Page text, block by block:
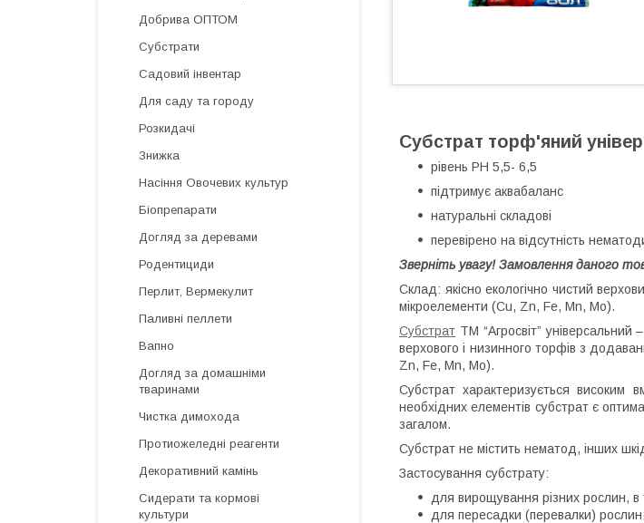
Субстрат торф'яний
рівень PH 5,5- 6,5
підтримує аквабаланс
натуральні складові
перевірено на відсутність
Зверніть увагу! Замовлення даного
Склад: якісно екологічно чистий
мікроелементи (Cu, Zn, Fe, Mn, Mo).
Субстрат ТМ “Агросвіт” універсальний
верхового і низинного торфів з
Zn, Fe, Mn, Mo).
Субстрат характеризується високим
необхідних елементів субстрат є
загалом.
Субстрат не містить нематод, інших
Застосування субстрату:
для вирощування різних рослин, в
для пересадки (перевалки) рослин;
Добрива ОПТОМ
Субстрати
Садовий інвентар
Для саду та городу
Розкидачі
Знижка
Насіння Овочевих культур
Біопрепарати
Догляд за деревами
Родентициди
Перлит, Вермекулит
Паливні пеллети
Вапно
Догляд за домашніми
тваринами
Чистка димохода
Протиожеледні реагенти
Декоративний камінь
Сидерати та кормові
культури